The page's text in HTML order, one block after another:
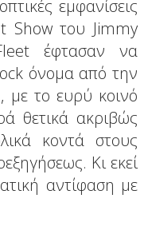
εμφανίσεις
Show του Jimmy
έφτασαν να
όνομα από την
με το ευρύ κοινό
θετικά ακριβώς
κοντά στους
Κι εκεί
αντίφαση με